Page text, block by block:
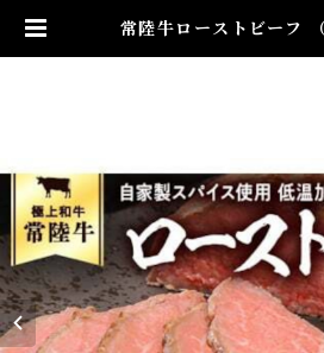
常陸牛ローストビーフ